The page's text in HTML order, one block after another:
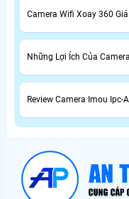
Camera Wifi Xoay 360 Giá
Những Lợi Ích Của
Review Camera Imou Ipc-